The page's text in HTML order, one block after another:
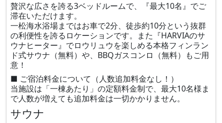
贅沢な広さを誇る3ベッドルームで、『最大10名』でご
滞在いただけます。
一松海水浴場まではお車で2分、徒歩約10分という抜群
の利便性を誇るロケーションです。また『HARVIAのサ
ウナヒーター』でロウリュウを楽しめる本格フィンラン
ド式サウナ（無料）や、BBQガスコンロ（無料）もご用
意！
■ ご宿泊料金について（人数追加料金なし！）
当施設は「一棟あたり」の定額料金制で、最大10名様ま
で人数が増えても追加料金は一切かかりません。
サウナ